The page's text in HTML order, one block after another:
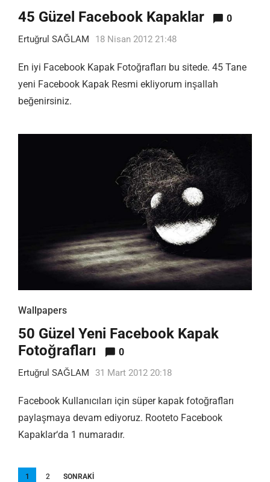
45 Güzel Facebook Kapaklar 0
Ertuğrul SAĞLAM 18 Nisan 2012 21:48
En iyi Facebook Kapak Fotoğrafları bu sitede. 45 Tane
yeni Facebook Kapak Resmi ekliyorum inşallah
beğenirsiniz.
Wallpapers
50 Güzel Yeni Facebook Kapak
Fotoğrafları
0
Ertuğrul SAĞLAM 31 Mart 2012 20:18
Facebook Kullanıcıları için süper kapak fotoğrafları
paylaşmaya devam ediyoruz. Rooteto Facebook
Kapaklar‘da 1 numaradır.
Yazı
1 2 SONRAKI